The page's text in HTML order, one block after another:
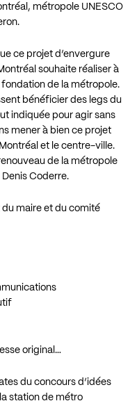
métropole UNESCO
ce projet d’envergure
souhaite réaliser à
fondation de la métropole.
bénéficier des legs du
indiquée pour agir sans
mener à bien ce projet
et le centre-ville.
de la métropole
Coderre.
du maire et du comité
original…
du concours d’idées
station de métro